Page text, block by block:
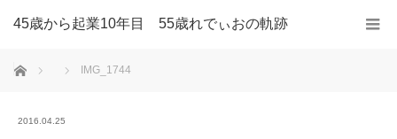
45歳から起業10年目 55歳れでぃおの軌跡
ホーム IMG_1744
2016.04.25